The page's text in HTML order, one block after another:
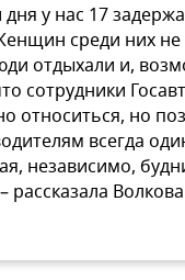
дня у нас 17
среди них не
отдыхали и,
сотрудники
относиться, но
всегда
независимо,
рассказала